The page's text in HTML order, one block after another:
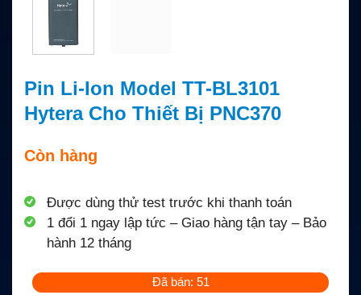
Pin Li-Ion Model TT-BL3101
Hytera Cho Thiết Bị PNC370
Còn hàng
Được dùng thử test trước khi thanh toán
1 đổi 1 ngay lập tức – Giao hàng tận tay – Bảo
hành 12 tháng
Đã bán: 51